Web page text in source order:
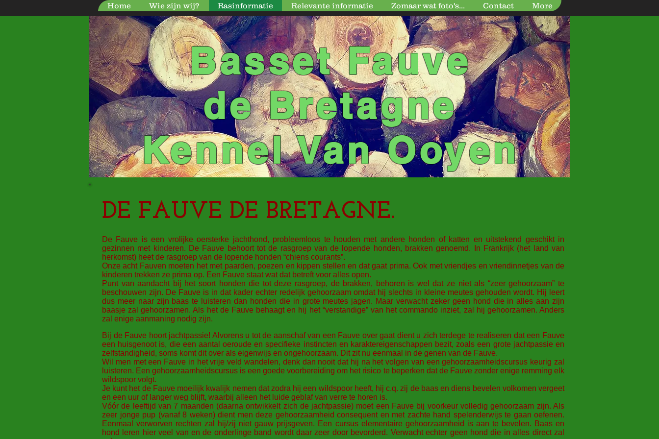
Home Wie zijn wij? Rasinformatie Relevante informatie Zomaar wat foto's... Contact More
Basset Fauve
de Bretagne
Kennel Van Ooyen
DE FAUVE DE BRETAGNE.
De Fauve is een vrolijke oersterke jachthond, probleemloos te houden met andere honden of katten en uitstekend geschikt in
gezinnen met kinderen. De Fauve behoort tot de rasgroep van de lopende honden, brakken genoemd. In Frankrijk (het land van
herkomst) heet de rasgroep van de lopende honden “chiens courants”.
Onze acht Fauven moeten het met paarden, poezen en kippen stellen en dat gaat prima. Ook met vriendjes en vriendinnetjes van de
kinderen trekken ze prima op. Een Fauve staat wat dat betreft voor alles open.
Punt van aandacht bij het soort honden die tot deze rasgroep, de brakken, behoren is wel dat ze niet als “zeer gehoorzaam” te
beschouwen zijn. De Fauve is in dat kader echter redelijk gehoorzaam omdat hij slechts in kleine meutes gehouden wordt. Hij leert
dus meer naar zijn baas te luisteren dan honden die in grote meutes jagen. Maar verwacht zeker geen hond die in alles aan zijn
baasje zal gehoorzamen. Als het de Fauve behaagt en hij het “verstandige” van het commando inziet, zal hij gehoorzamen. Anders
zal enige aanmaning nodig zijn.
Bij de Fauve hoort jachtpassie! Alvorens u tot de aanschaf van een Fauve over gaat dient u zich terdege te realiseren dat een Fauve
een huisgenoot is, die een aantal oeroude en specifieke instincten en karaktereigenschappen bezit, zoals een grote jachtpassie en
zelfstandigheid, soms komt dit over als eigenwijs en ongehoorzaam. Dit zit nu eenmaal in de genen van de Fauve.
Wil men met een Fauve in het vrije veld wandelen, denk dan nooit dat hij na het volgen van een gehoorzaamheidscursus keurig zal
luisteren. Een gehoorzaamheidscursus is een goede voorbereiding om het risico te beperken dat de Fauve zonder enige remming elk
wildspoor volgt.
Je kunt het de Fauve moeilijk kwalijk nemen dat zodra hij een wildspoor heeft, hij c.q. zij de baas en diens bevelen volkomen vergeet
en een uur of langer weg blijft, waarbij alleen het luide geblaf van verre te horen is.
Vóór de leeftijd van 7 maanden (daarna ontwikkelt zich de jachtpassie) moet een Fauve bij voorkeur volledig gehoorzaam zijn. Als
zeer jonge pup (vanaf 8 weken) dient men deze gehoorzaamheid consequent en met zachte hand spelenderwijs te gaan oefenen.
Eenmaal verworven rechten zal hij/zij niet gauw prijsgeven. Een cursus elementaire gehoorzaamheid is aan te bevelen. Baas en
hond leren hier veel van en de onderlinge band wordt daar zeer door bevorderd. Verwacht echter geen hond die in alles direct zal